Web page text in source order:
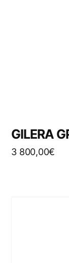
GILERA
3 800,00€